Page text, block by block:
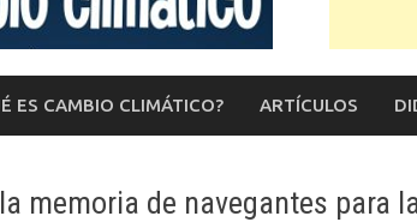
ES CAMBIO CLIMÁTICO? ARTÍCULOS
memoria de navegantes para